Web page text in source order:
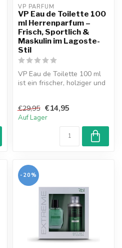
VP PARFUM
VP Eau de Toilette 100
ml Herrenparfum –
Frisch, Sportlich &
Maskulin im Lagoste-
Stil
VP Eau de Toilette 100 ml
ist ein frischer, holziger und
maskuliner Duft, der di...
€29,95 €14,95
Auf Lager
-20%